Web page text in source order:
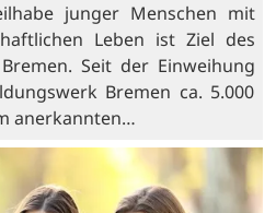
junger Menschen mit
Leben ist Ziel des
Seit der Einweihung
Bremen ca. 5.000
anerkannten…